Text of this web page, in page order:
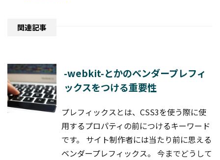
関連記事
-webkit-とかのベンダープレフィ
ックスをつける重要性
プレフィックスとは、CSS3を使う際に使
用するプロパティの前につけるキーワード
です。 サイト制作者には当たり前に思える
ベンダープレフィックス。 今までどうして